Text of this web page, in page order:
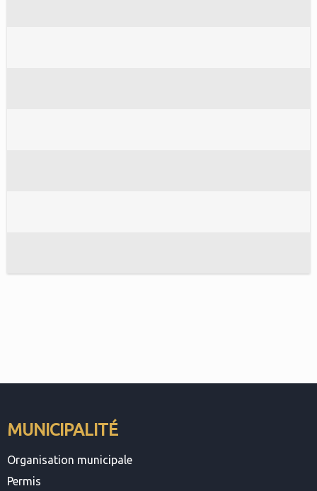
MUNICIPALITÉ
Organisation municipale
Permis